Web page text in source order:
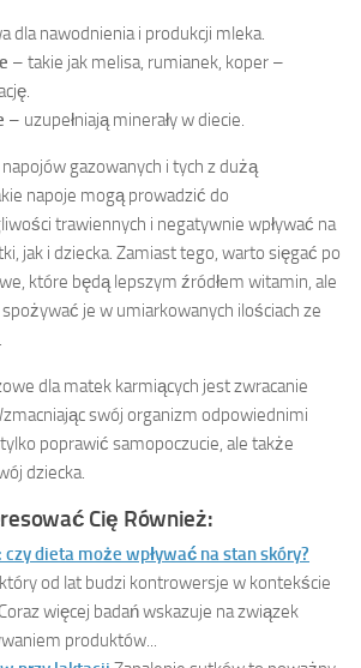
dla nawodnienia i produkcji mleka.
– takie jak melisa, rumianek, koper –
– uzupełniają minerały w diecie.
gazowanych i tych z dużą
napoje mogą prowadzić do
trawiennych i negatywnie wpływać na
jak i dziecka. Zamiast tego, warto sięgać po
które będą lepszym źródłem witamin, ale
je w umiarkowanych ilościach ze
dla matek karmiących jest zwracanie
swój organizm odpowiednimi
poprawić samopoczucie, ale także
dziecka.
Cię Również:
czy dieta może wpływać na stan skóry?
od lat budzi kontrowersje w kontekście
więcej badań wskazuje na związek
produktów...